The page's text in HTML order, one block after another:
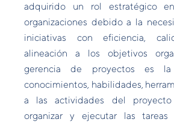
adquirido un rol estratégico
organizaciones debido a la
iniciativas con eficiencia,
alineación a los objetivos
gerencia de proyectos es
conocimientos, habilidades,
a las actividades del proyecto
organizar y ejecutar las tareas